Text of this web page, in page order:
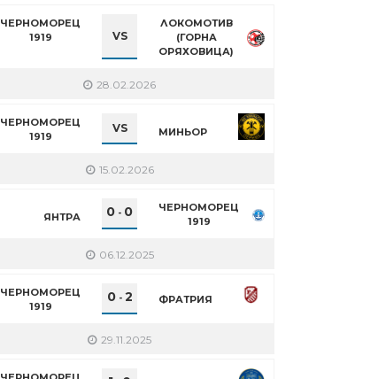
ЧЕРНОМОРЕЦ
1919
VS
ЛОКОМОТИВ
(ГОРНА
ОРЯХОВИЦА)
28.02.2026
ЧЕРНОМОРЕЦ
1919
VS МИНЬОР
15.02.2026
ЯНТРА 0 - 0
ЧЕРНОМОРЕЦ
1919
06.12.2025
ЧЕРНОМОРЕЦ
1919
0- 2 ФРАТРИЯ
29.11.2025